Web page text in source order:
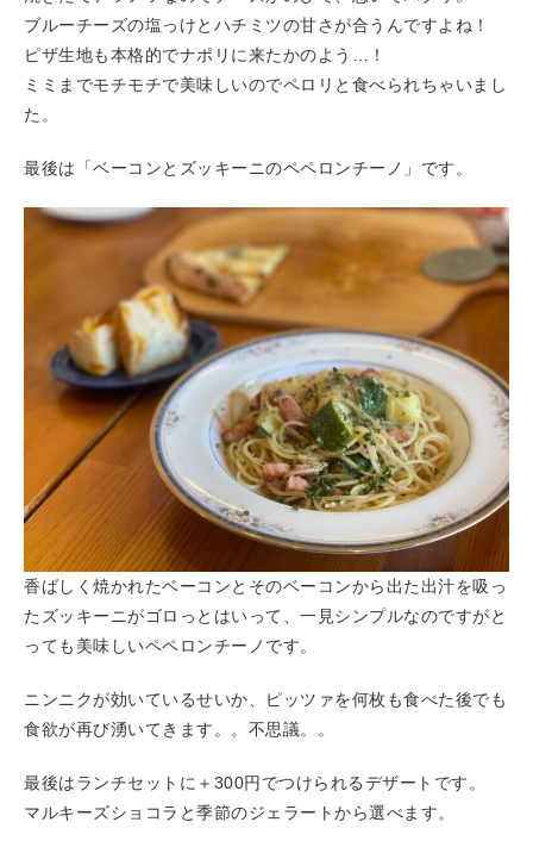
ブルーチーズの塩っけとハチミツの甘さが合うんですよね！
ピザ生地も本格的でナポリに来たかのよう…！
ミミまでモチモチで美味しいのでペロリと食べられちゃいまし
た。
最後は「ベーコンとズッキーニのペペロンチーノ」です。
香ばしく焼かれたベーコンとそのベーコンから出た出汁を吸っ
たズッキーニがゴロっとはいって、一見シンプルなのですがと
っても美味しいペペロンチーノです。
ニンニクが効いているせいか、ピッツァを何枚も食べた後でも
食欲が再び湧いてきます。。不思議。。
最後はランチセットに＋300円でつけられるデザートです。
マルキーズショコラと季節のジェラートから選べます。